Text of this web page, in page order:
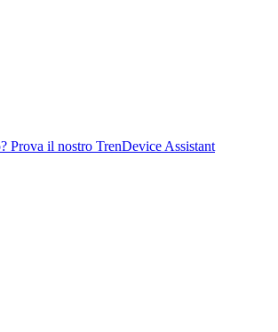
Prova il nostro TrenDevice Assistant